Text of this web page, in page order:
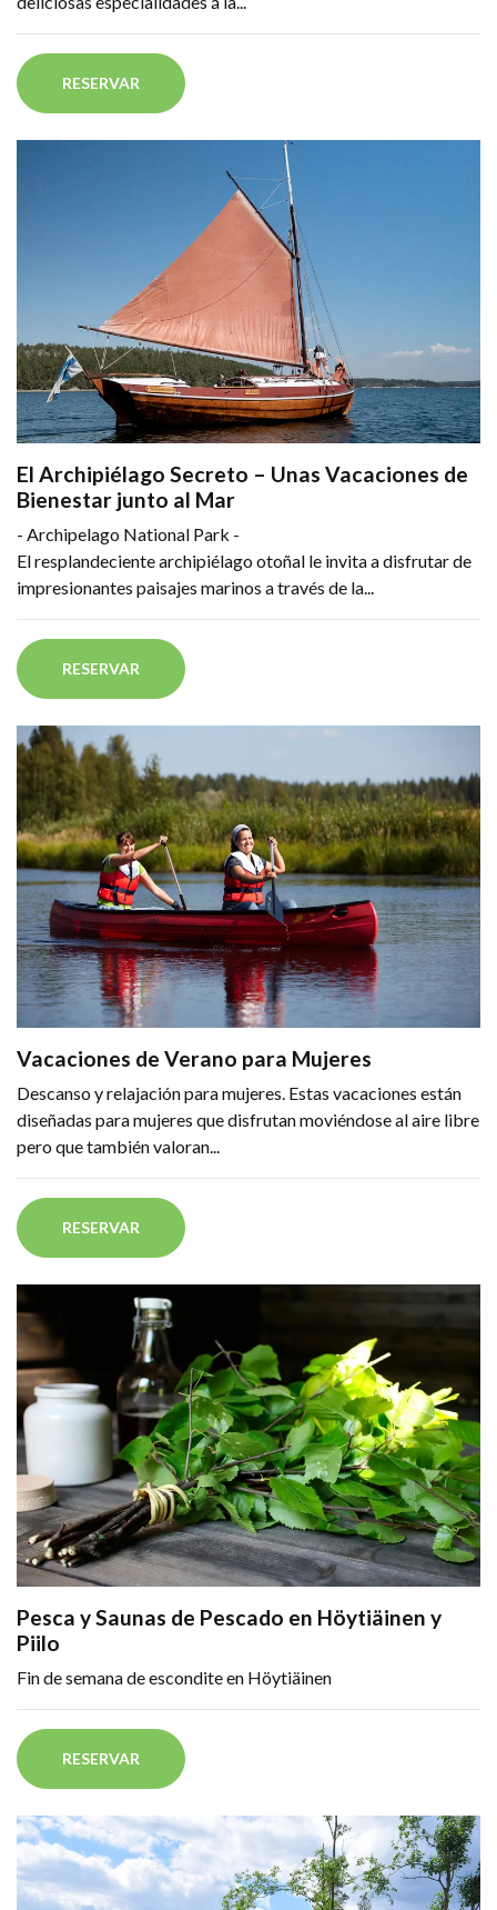
RESERVAR
El Archipiélago Secreto – Unas Vacaciones de
Bienestar junto al Mar
- Archipelago National Park -
El resplandeciente archipiélago otoñal le invita a disfrutar de
impresionantes paisajes marinos a través de la...
RESERVAR
Vacaciones de Verano para Mujeres
Descanso y relajación para mujeres. Estas vacaciones están
diseñadas para mujeres que disfrutan moviéndose al aire libre
pero que también valoran...
RESERVAR
Pesca y Saunas de Pescado en Höytiäinen y
Piilo
Fin de semana de escondite en Höytiäinen
RESERVAR